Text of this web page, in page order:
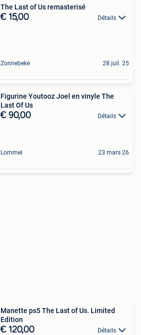
The Last of Us remasterisé
€ 15,00 Détails
Zonnebeke 28 juil. 25
Figurine Youtooz Joel en vinyle The
Last Of Us
€ 90,00 Détails
Lommel 23 mars 26
Manette ps5 The Last of Us. Limited
Edition
€ 120,00 Détails